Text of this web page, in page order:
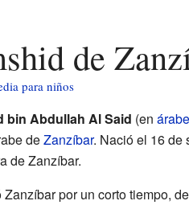
de
para niños
bin Abdullah Al Said (en árabe
deZanzíbar. Nació el 16 de
de Zanzíbar.
Zanzíbar por un corto tiempo,